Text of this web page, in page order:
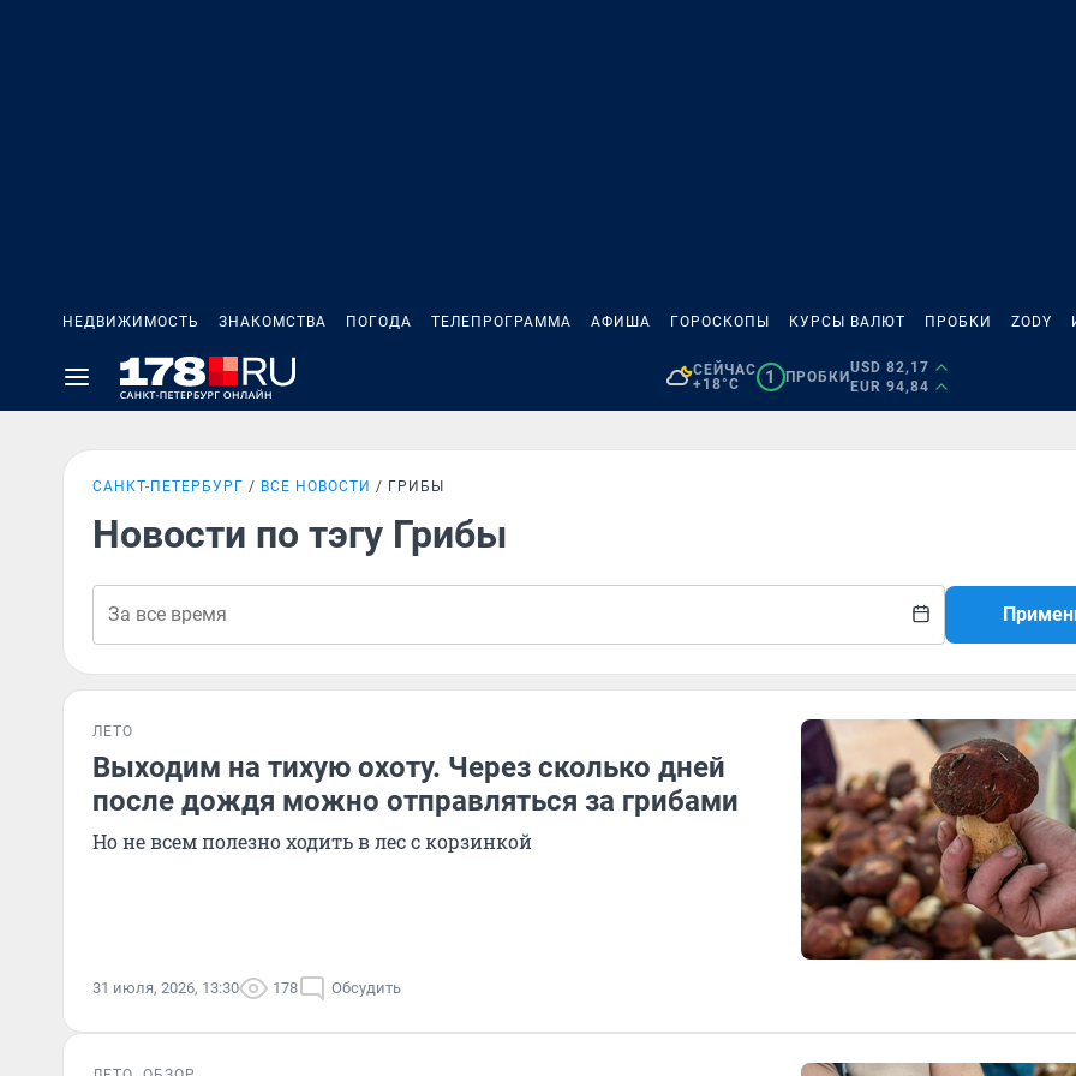
НЕДВИЖИМОСТЬ ЗНАКОМСТВА ПОГОДА ТЕЛЕПРОГРАММА АФИША ГОРОСКОПЫ КУРСЫ ВАЛЮТ ПРОБКИ ZODY
СЕЙЧАС
+18°C
1 ПРОБКИ
USD 82,17
EUR 94,84
САНКТ-ПЕТЕРБУРГ ВСЕ НОВОСТИ ГРИБЫ
Новости по тэгу Грибы
ЛЕТО
Выходим на тихую охоту. Через сколько дней
после дождя можно отправляться за грибами
Но не всем полезно ходить в лес с корзинкой
31 июля, 2026, 13:30 178 Обсудить